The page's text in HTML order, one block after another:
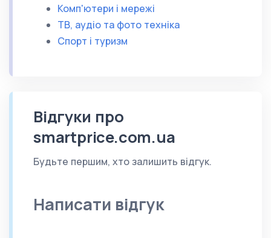
Комп'ютери і мережі
ТВ, аудіо та фото техніка
Спорт і туризм
Відгуки про
smartprice.com.ua
Будьте першим, хто залишить відгук.
Написати відгук